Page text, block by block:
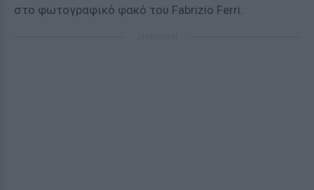
στο φωτογραφικό φακό του Fabrizio Ferri.